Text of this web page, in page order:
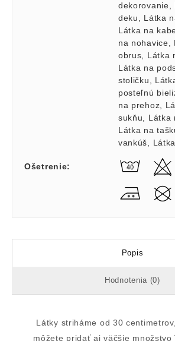
dekorovanie
deku
Látka
Látka na
na nohavice
obrus
Látka
Látka na
stoličku
posteľnú
na prehoz
sukňu
Látka
Látka na
vankúš
Ošetrenie:
Popis
Hodnotenia (0)
Látky striháme od 30
môžete pridať aj väčšie množstvo